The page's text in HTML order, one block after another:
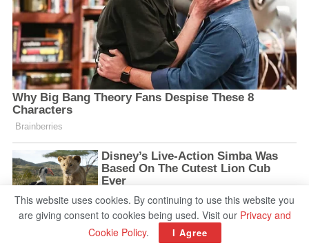
This website uses cookies. By continuing to use this website you
are giving consent to cookies being used. Visit our Privacy and
Cookie Policy. I Agree